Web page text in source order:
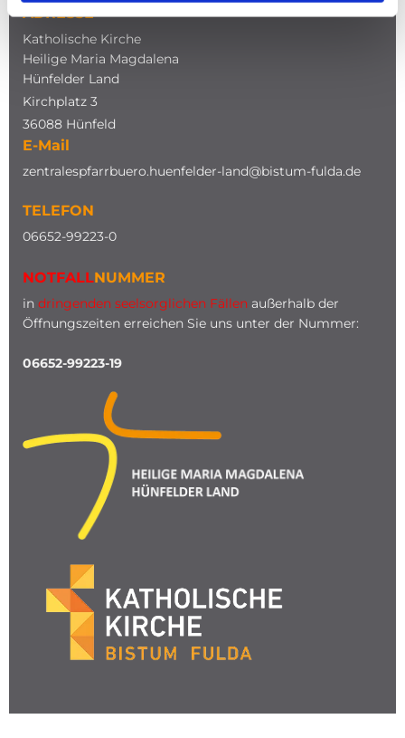
ADRESSE
Katholische Kirche
Heilige Maria Magdalena
Hünfelder Land
Kirchplatz 3
36088 Hünfeld
E-Mail
zentralespfarrbuero.huenfelder-land@bistum-fulda.de
TELEFON
06652-99223-0
NOTFALLNUMMER
in dringenden seelsorglichen Fällen außerhalb der
Öffnungszeiten erreichen Sie uns unter der Nummer:
06652-99223-19